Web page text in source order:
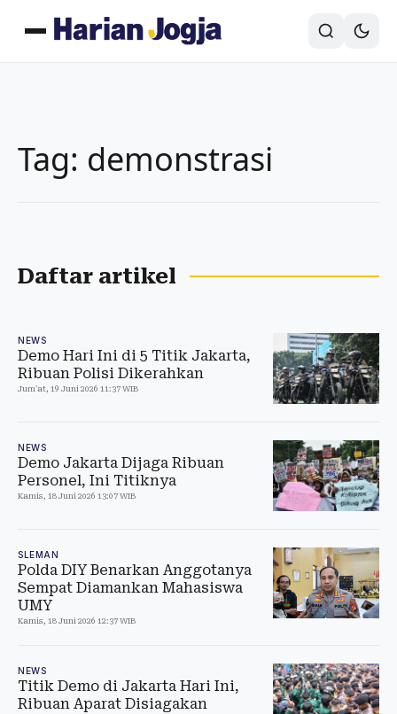
Tag: demonstrasi
Daftar artikel
NEWS
Demo Hari Ini di 5 Titik Jakarta,
Ribuan Polisi Dikerahkan
Jum'at, 19 Juni 2026 11:37 WIB
NEWS
Demo Jakarta Dijaga Ribuan
Personel, Ini Titiknya
Kamis, 18 Juni 2026 13:07 WIB
SLEMAN
Polda DIY Benarkan Anggotanya
Sempat Diamankan Mahasiswa
UMY
Kamis, 18 Juni 2026 12:37 WIB
NEWS
Titik Demo di Jakarta Hari Ini,
Ribuan Aparat Disiagakan